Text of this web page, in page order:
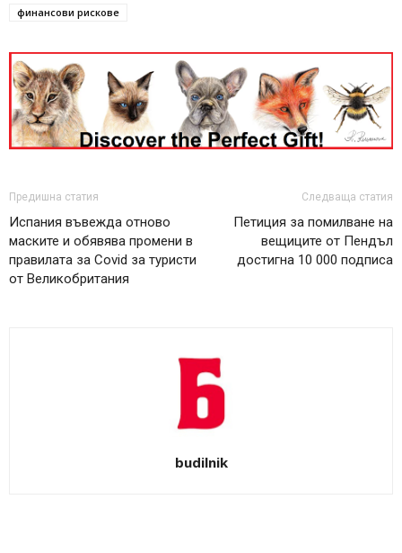
финансови рискове
Предишна статия
Испания въвежда отново
маските и обявява промени в
правилата за Covid за туристи
от Великобритания
Следваща статия
Петиция за помилване на
вещиците от Пендъл
достигна 10 000 подписа
budilnik